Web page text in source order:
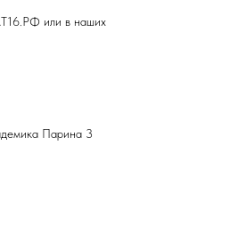
или в наших
Парина 3